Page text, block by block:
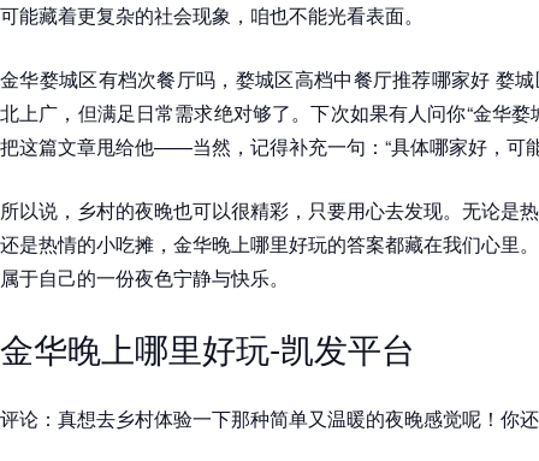
可能藏着更复杂的社会现象，咱也不能光看表面。
金华婺城区有档次餐厅吗，婺城区高档中餐厅推荐哪家好 婺
北上广，但满足日常需求绝对够了。下次如果有人问你“金华
把这篇文章甩给他——当然，记得补充一句：“具体哪家好，可
所以说，乡村的夜晚也可以很精彩，只要用心去发现。无论是
还是热情的小吃摊，金华晚上哪里好玩的答案都藏在我们心里
属于自己的一份夜色宁静与快乐。
金华晚上哪里好玩-凯发平台
评论：真想去乡村体验一下那种简单又温暖的夜晚感觉呢！你